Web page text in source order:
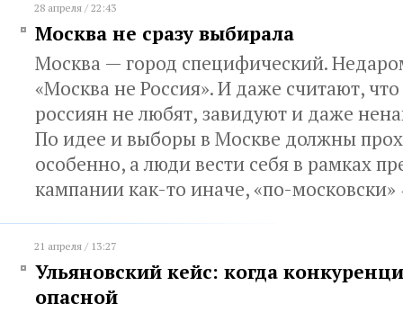
28 апреля / 22:43
Москва не сразу выбирала
Москва — город специфический.
«Москва не Россия». И даже считают,
россиян не любят, завидуют и даже
По идее и выборы в Москве должны
особенно, а люди вести себя в рамках
кампании как-то иначе, «по-московски»
21 апреля / 13:27
Ульяновский кейс: когда
опасной